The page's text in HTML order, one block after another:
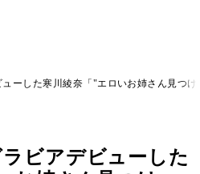
ューした寒川綾奈「"エロいお姉さん見つ
ビアデビューした